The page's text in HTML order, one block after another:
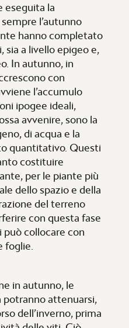
eseguita la
l’autunno
hanno completato
sia a livello epigeo e,
In autunno, in
con
l’accumulo
ipogee ideali,
avvenire, sono la
di acqua e la
quantitativo. Questi
costituire
per le piante più
dello spazio e della
del terreno
con questa fase
collocare con
foglie.
in autunno, le
attenuarsi,
dell’inverno, prima